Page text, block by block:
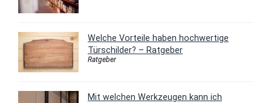
Welche Vorteile haben hochwertige
Türschilder? – Ratgeber
Ratgeber
Mit welchen Werkzeugen kann ich